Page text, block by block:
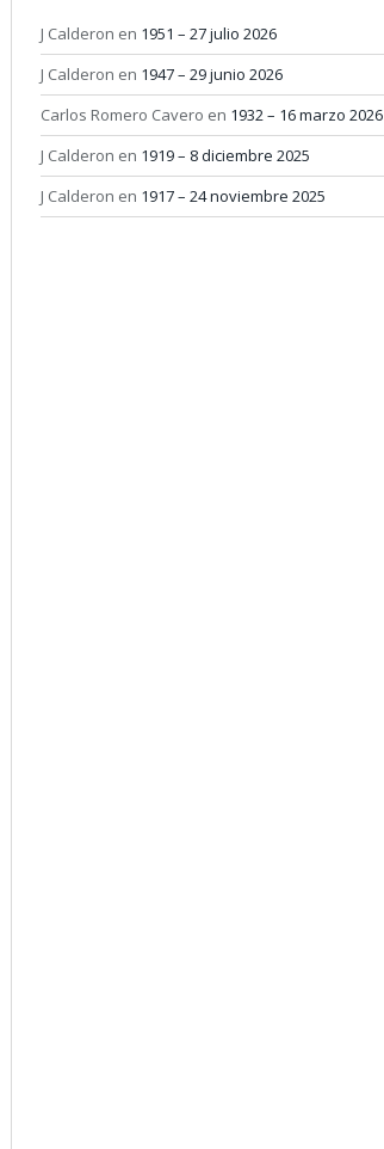
J Calderon en 1951 – 27 julio 2026
J Calderon en 1947 – 29 junio 2026
Carlos Romero Cavero en 1932 – 16 marzo 2026
J Calderon en 1919 – 8 diciembre 2025
J Calderon en 1917 – 24 noviembre 2025